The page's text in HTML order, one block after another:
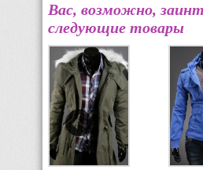
Вас, возможно,
следующие товары